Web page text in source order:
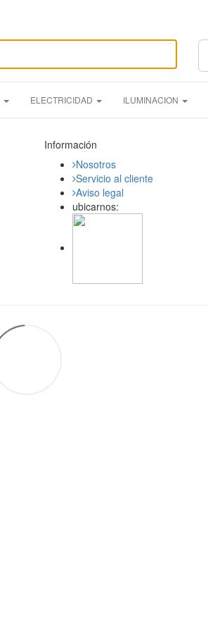
ELECTRICIDAD ILUMINACION
Información
Nosotros
Servicio al cliente
Aviso legal
ubicarnos: